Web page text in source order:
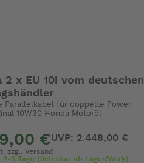
2 x EU 10i vom deutschen
Parallelkabel für doppelte Power
10W30 Honda Motoröl
€UVP: 2.448,00 €
zzgl. Versand
2-5 Tage (lieferbar ab Lager/Werk)